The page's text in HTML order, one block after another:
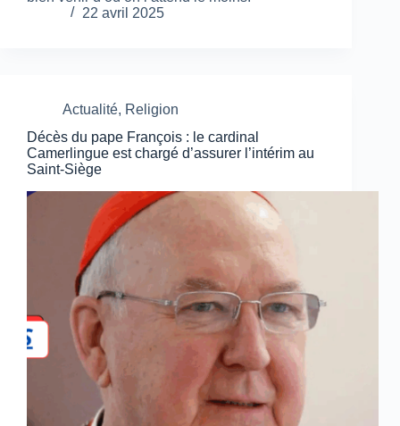
22 avril 2025
Actualité, Religion
Décès du pape François : le cardinal
Camerlingue est chargé d’assurer l’intérim au
Saint-Siège